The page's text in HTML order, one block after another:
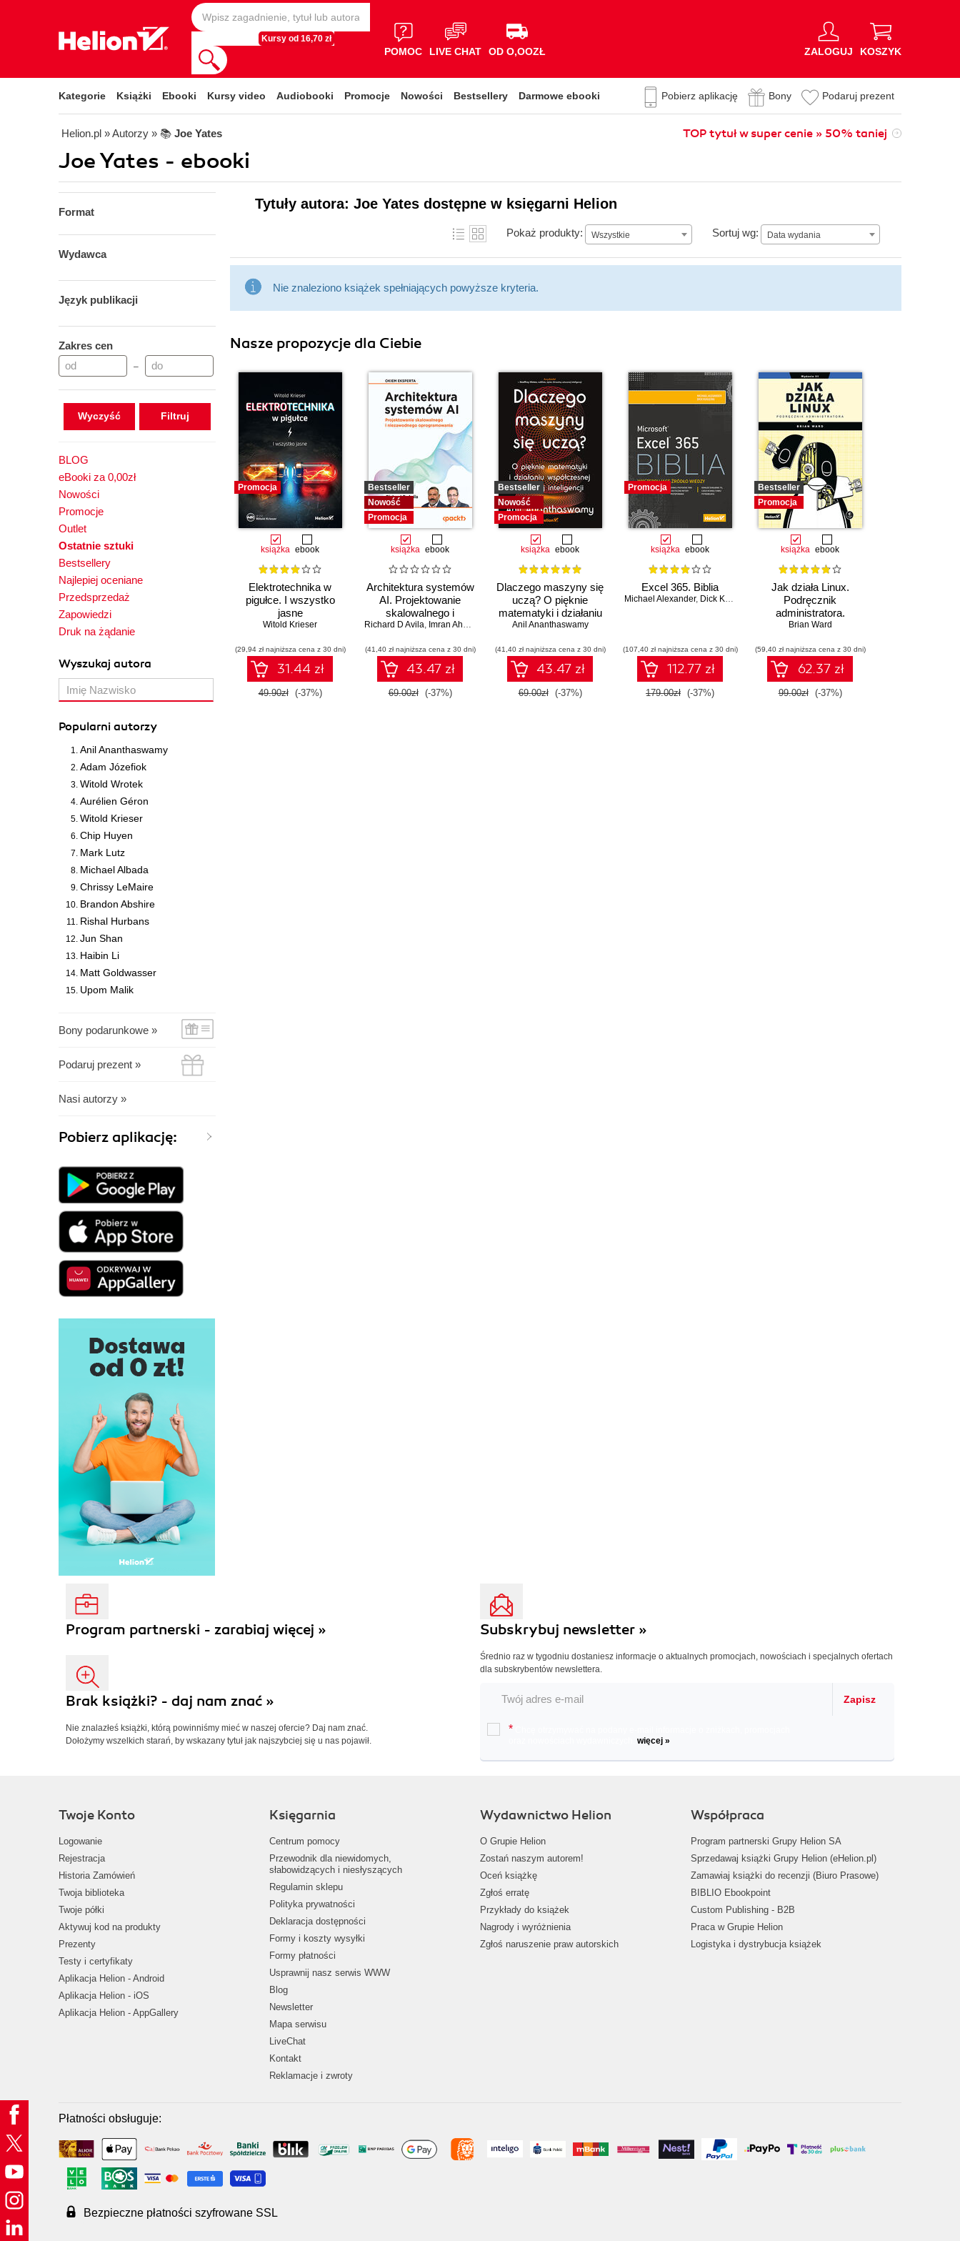
Kursy od 16,70 zł
POMOC LIVE CHAT OD O,OOZŁ ZALOGUJ KOSZYK
Kategorie Książki Ebooki Kursy video Audiobooki Promocje Nowości Bestsellery Darmowe ebooki Pobierz aplikację Bony Podaruj prezent
Helion.pl » Autorzy » 📚 Joe Yates TOP tytuł w super cenie » 50% taniej
Joe Yates - ebooki
Format
Wydawca
Język publikacji
Zakres cen
–
Wyczyść
BLOG
eBooki za 0,00zł
Nowości
Promocje
Outlet
Ostatnie sztuki
Bestsellery
Najlepiej oceniane
Przedsprzedaż
Zapowiedzi
Druk na żądanie
Wyszukaj autora
Popularni autorzy
Anil Ananthaswamy
Adam Józefiok
Witold Wrotek
Aurélien Géron
Witold Krieser
Chip Huyen
Mark Lutz
Michael Albada
Chrissy LeMaire
Brandon Abshire
Rishal Hurbans
Jun Shan
Haibin Li
Matt Goldwasser
Upom Malik
Bony podarunkowe »
Podaruj prezent »
Nasi autorzy »
Pobierz aplikację:
Tytuły autora: Joe Yates dostępne w księgarni Helion
Pokaż produkty: Wszystkie Sortuj wg: Data wydania
Data wydania
Nie znaleziono książek spełniających powyższe kryteria.
Nasze propozycje dla Ciebie
Promocja
książka ebook
Elektrotechnika w
pigułce. I wszystko
jasne
Witold Krieser
(29,94 zł najniższa cena z 30 dni)
31.44 zł
49.90zł (-37%)
Bestseller
Nowość
Promocja
książka ebook
Architektura systemów
AI. Projektowanie
skalowalnego i
niezawodnego
Richard D Avila, Imran Ahmad
(41,40 zł najniższa cena z 30 dni)
43.47 zł
69.00zł (-37%)
Bestseller
Nowość
Promocja
książka ebook
Dlaczego maszyny się
uczą? O pięknie
matematyki i działaniu
współczesnej sztucznej
Anil Ananthaswamy
(41,40 zł najniższa cena z 30 dni)
43.47 zł
69.00zł (-37%)
Promocja
książka ebook
Excel 365. Biblia
Michael Alexander, Dick Kusleika
(107,40 zł najniższa cena z 30 dni)
112.77 zł
179.00zł (-37%)
Bestseller
Promocja
książka ebook
Jak działa Linux.
Podręcznik
administratora.
Wydanie III
Brian Ward
(59,40 zł najniższa cena z 30 dni)
62.37 zł
99.00zł (-37%)
Program partnerski - zarabiaj więcej »
Brak książki? - daj nam znać »
Nie znalazłeś książki, którą powinniśmy mieć w naszej ofercie? Daj nam znać.
Dołożymy wszelkich starań, by wskazany tytuł jak najszybciej się u nas pojawił.
Subskrybuj newsletter »
Średnio raz w tygodniu dostaniesz informacje o aktualnych promocjach, nowościach i specjalnych ofertach
dla subskrybentów newslettera.
Zapisz
*
więcej »
Twoje Konto
Logowanie
Rejestracja
Historia Zamówień
Twoja biblioteka
Twoje półki
Aktywuj kod na produkty
Prezenty
Testy i certyfikaty
Aplikacja Helion - Android
Aplikacja Helion - iOS
Aplikacja Helion - AppGallery
Księgarnia
Centrum pomocy
Przewodnik dla niewidomych,
słabowidzących i niesłyszących
Regulamin sklepu
Polityka prywatności
Deklaracja dostępności
Formy i koszty wysyłki
Formy płatności
Usprawnij nasz serwis WWW
Blog
Newsletter
Mapa serwisu
LiveChat
Kontakt
Reklamacje i zwroty
Wydawnictwo Helion
O Grupie Helion
Zostań naszym autorem!
Oceń książkę
Zgłoś erratę
Przykłady do książek
Nagrody i wyróżnienia
Zgłoś naruszenie praw autorskich
Współpraca
Program partnerski Grupy Helion SA
Sprzedawaj książki Grupy Helion (eHelion.pl)
Zamawiaj książki do recenzji (Biuro Prasowe)
BIBLIO Ebookpoint
Custom Publishing - B2B
Praca w Grupie Helion
Logistyka i dystrybucja książek
Płatności obsługuje:
Bezpieczne płatności szyfrowane SSL